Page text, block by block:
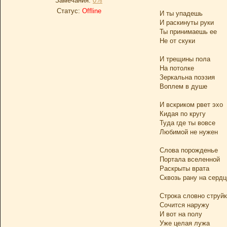
Статус: Offline
И ты упадешь
И раскинуты руки
Ты принимаешь ее
Не от скуки
И трещины пола
На потолке
Зеркальна поэзия
Воплем в душе
И вскриком рвет эхо
Кидая по кругу
Туда где ты вовсе
Любимой не нужен
Слова порожденье
Портала вселенной
Раскрыты врата
Сквозь рану на
Строка словно
Сочится наружу
И вот на полу
Уже целая лужа